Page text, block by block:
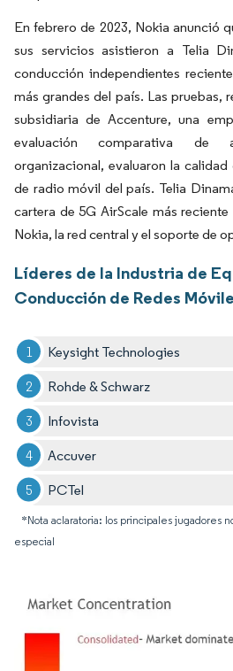
En febrero de 2023, Nokia anunció
sus servicios asistieron a Telia
conducción independientes
más grandes del país. Las pruebas,
subsidiaria de Accenture, una
evaluación comparativa de
organizacional, evaluaron la
de radio móvil del país. Telia
cartera de 5G AirScale más
Nokia, la red central y el soporte de
Líderes de la Industria de
Conducción de Redes
Keysight Technologies
Rohde & Schwarz
Infovista
Accuver
PCTel
*Nota aclaratoria: los principales jugadores
especial